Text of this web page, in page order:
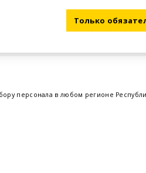
персонала в любом регионе
Только